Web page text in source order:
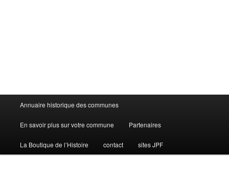
Menu
principal
Annuaire historique des communes
En savoir plus sur votre commune Partenaires
La Boutique de l’Histoire contact sites JPF